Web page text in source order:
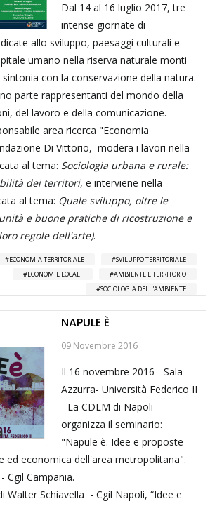
Dal 14 al 16 luglio 2017, tre
intense giornate di
allo sviluppo, paesaggi culturali e
umano nella riserva naturale monti
sintonia con la conservazione della natura.
parte rappresentanti del mondo della
del lavoro e della comunicazione.
area ricerca "Economia
Di Vittorio, modera i lavori nella
al tema: Sociologia urbana e rurale:
dei territori, e interviene nella
al tema: Quale sviluppo, oltre le
e buone pratiche di ricostruzione e
regole dell'arte).
ECONOMIA TERRITORIALE
SVILUPPO TERRITORIALE
ECONOMIE LOCALI
AMBIENTE E TERRITORIO
SOCIOLOGIA DELL'AMBIENTE
NAPULE È
09 Novembre 2016
Il 16 novembre 2016 - Sala
Azzurra- Università Federico II
- La CDLM di Napoli
organizza il seminario:
"Napule è. Idee e proposte
ed economica dell'area metropolitana".
Cgil Campania.
Walter Schiavella - Cgil Napoli, “Idee e